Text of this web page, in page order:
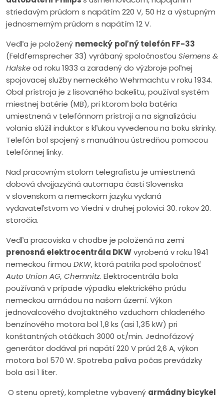
striedavým prúdom s napätím 220 V, 50 Hz a výstupným
jednosmerným prúdom s napätím 12 V.
Vedľa je položený nemecký poľný telefón FF-33
(Feldfernsprecher 33) vyrábaný spoločnosťou Siemens &
Halskeod roku 1933 a zaradený do výzbroje poľnej
spojovacej služby nemeckého Wehrmachtu v roku 1934.
Obal prístroja je z lisovaného bakelitu, používal systém
miestnej batérie (MB), pri ktorom bola batéria
umiestnená v telefónnom prístroji a na signalizáciu
volania slúžil induktor s kľukou vyvedenou na boku skrinky.
Telefón bol spojený s manuálnou ústredňou pomocou
telefónnej linky.
Nad pracovným stolom telegrafistu je umiestnená
dobová dvojjazyčná automapa časti Slovenska
v slovenskom a nemeckom jazyku vydaná
vydavateľstvom vo Viedni v druhej polovici 30. rokov 20.
storočia.
Vedľa pracoviska v chodbe je položená na zemi
prenosná elektrocentrála DKWvyrobená v roku 1941
nemeckou firmou DKW, ktorá patrila pod spoločnosť
Auto Union AG, Chemnitz. Elektrocentrála bola
používaná v prípade výpadku elektrického prúdu
nemeckou armádou na našom území. Výkon
jednovalcového dvojtaktného vzduchom chladeného
benzínového motora bol 1,8 ks (asi 1,35 kW) pri
konštantných otáčkach 3000 ot/min. Jednofázový
generátor dodával pri napätí 220 V prúd 2,6 A, výkon
motora bol 570 W. Spotreba paliva počas prevádzky
bola asi 1 liter.
O stenu opretý, kompletne vybavený armádny bicykel